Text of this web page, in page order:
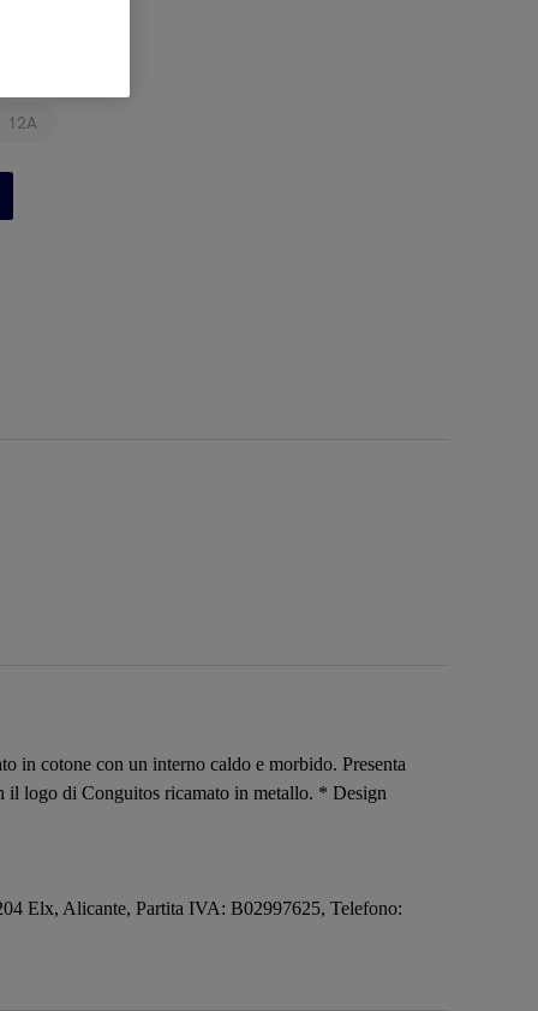
12A
in cotone con un interno caldo e morbido. Presenta
il logo di Conguitos ricamato in metallo. * Design
Elx, Alicante, Partita IVA: B02997625, Telefono: